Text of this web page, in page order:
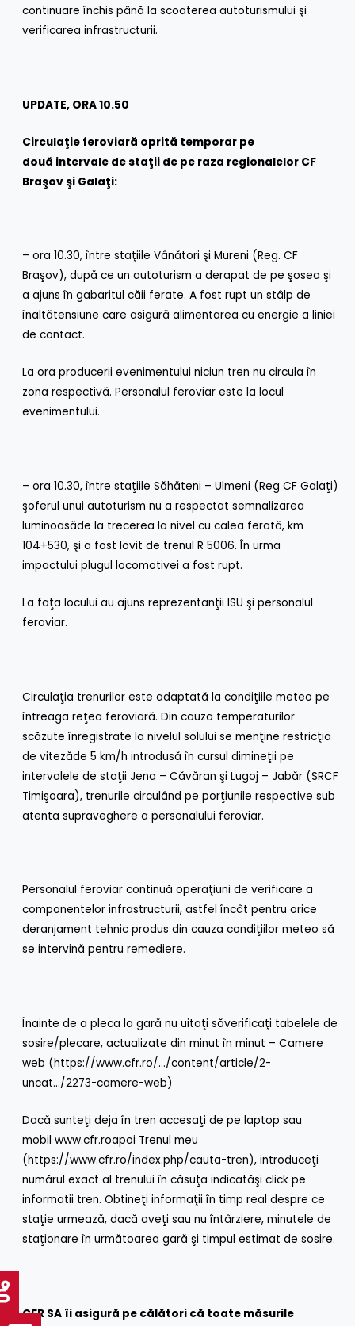
continuare închis până la scoaterea autoturismului şi
verificarea infrastructurii.
UPDATE, ORA 10.50
Circulaţie feroviară oprită temporar pe
două intervale de staţii de pe raza regionalelor CF
Braşov şi Galaţi:
– ora 10.30, între staţiile Vânători şi Mureni (Reg. CF
Braşov), după ce un autoturism a derapat de pe şosea şi
a ajuns în gabaritul căii ferate. A fost rupt un stâlp de
înaltătensiune care asigură alimentarea cu energie a liniei
de contact.
La ora producerii evenimentului niciun tren nu circula în
zona respectivă. Personalul feroviar este la locul
evenimentului.
– ora 10.30, între staţiile Săhăteni – Ulmeni (Reg CF Galaţi)
şoferul unui autoturism nu a respectat semnalizarea
luminoasăde la trecerea la nivel cu calea ferată, km
104+530, şi a fost lovit de trenul R 5006. În urma
impactului plugul locomotivei a fost rupt.
La faţa locului au ajuns reprezentanţii ISU şi personalul
feroviar.
Circulaţia trenurilor este adaptată la condiţiile meteo pe
întreaga reţea feroviară. Din cauza temperaturilor
scăzute înregistrate la nivelul solului se menţine restricţia
de vitezăde 5 km/h introdusă în cursul dimineţii pe
intervalele de staţii Jena – Căvăran şi Lugoj – Jabăr (SRCF
Timişoara), trenurile circulând pe porţiunile respective sub
atenta supraveghere a personalului feroviar.
Personalul feroviar continuă operaţiuni de verificare a
componentelor infrastructurii, astfel încât pentru orice
deranjament tehnic produs din cauza condiţiilor meteo să
se intervină pentru remediere.
Înainte de a pleca la gară nu uitaţi săverificaţi tabelele de
sosire/plecare, actualizate din minut în minut – Camere
web (https://www.cfr.ro/…/content/article/2-
uncat…/2273-camere-web)
Dacă sunteţi deja în tren accesaţi de pe laptop sau
mobilwww.cfr.roapoi Trenul meu
(https://www.cfr.ro/index.php/cauta-tren), introduceţi
numărul exact al trenului în căsuţa indicatăşi click pe
informatii tren. Obtineţi informaţii în timp real despre ce
staţie urmează, dacă aveţi sau nu întârziere, minutele de
staţionare în următoarea gară şi timpul estimat de sosire.
CFR SA îi asigură pe călători că toate măsurile